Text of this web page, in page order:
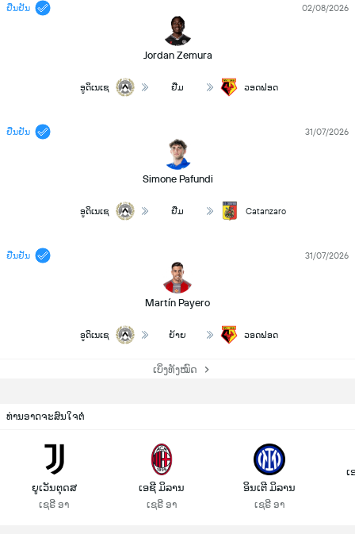
ຢືນຢັນ
Jordan Zemura
02/08/2026
ອູດິເນເຊ ຢືມ ວອດຟອດ
ຢືນຢັນ
Simone Pafundi
31/07/2026
ອູດິເນເຊ ຢືມ Catanzaro
ຢືນຢັນ
Martín Payero
31/07/2026
ອູດິເນເຊ ຍ້າຍ ວອດຟອດ
ເບິ່ງທັງໝົດ
ທ່ານອາດຈະສົນໃຈຕໍ່
ຍູເວັນຕຸດສ
ເຊຣີ ອາ
ເອຊີ ມິລານ
ເຊຣີ ອາ
ອິນເຕີ ມິລານ
ເຊຣີ ອາ
ເ